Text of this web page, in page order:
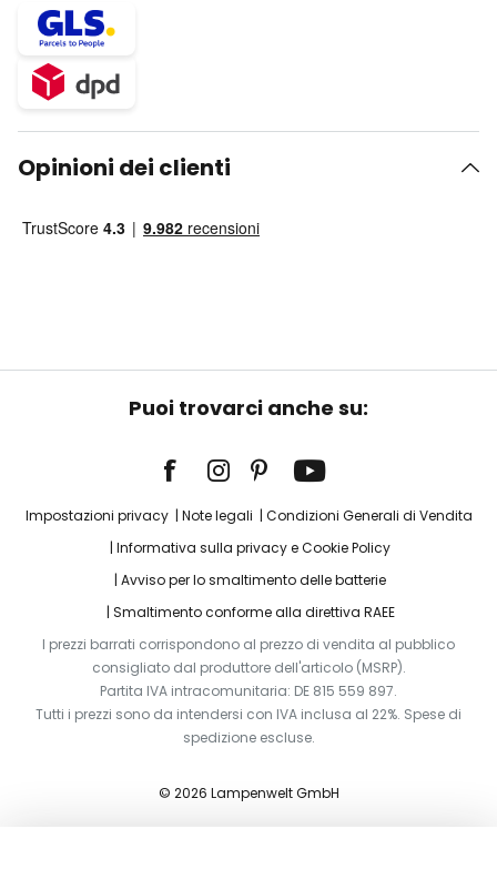
Opinioni dei clienti
Puoi trovarci anche su:
Impostazioni privacy Note legali
Condizioni Generali di Vendita
Informativa sulla privacy e Cookie Policy
Avviso per lo smaltimento delle batterie
Smaltimento conforme alla direttiva RAEE
I prezzi barrati corrispondono al prezzo di vendita al pubblico
consigliato dal produttore dell'articolo (MSRP).
Partita IVA intracomunitaria: DE 815 559 897.
Tutti i prezzi sono da intendersi con IVA inclusa al 22%. Spese di
spedizione escluse.
© 2026 Lampenwelt GmbH